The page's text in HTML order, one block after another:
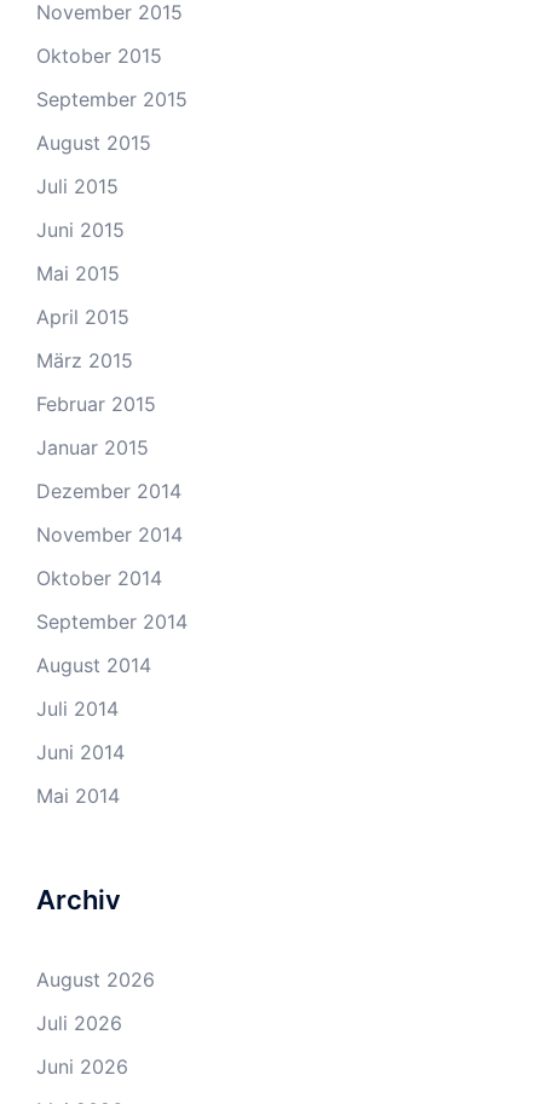
November 2015
Oktober 2015
September 2015
August 2015
Juli 2015
Juni 2015
Mai 2015
April 2015
März 2015
Februar 2015
Januar 2015
Dezember 2014
November 2014
Oktober 2014
September 2014
August 2014
Juli 2014
Juni 2014
Mai 2014
Archiv
August 2026
Juli 2026
Juni 2026